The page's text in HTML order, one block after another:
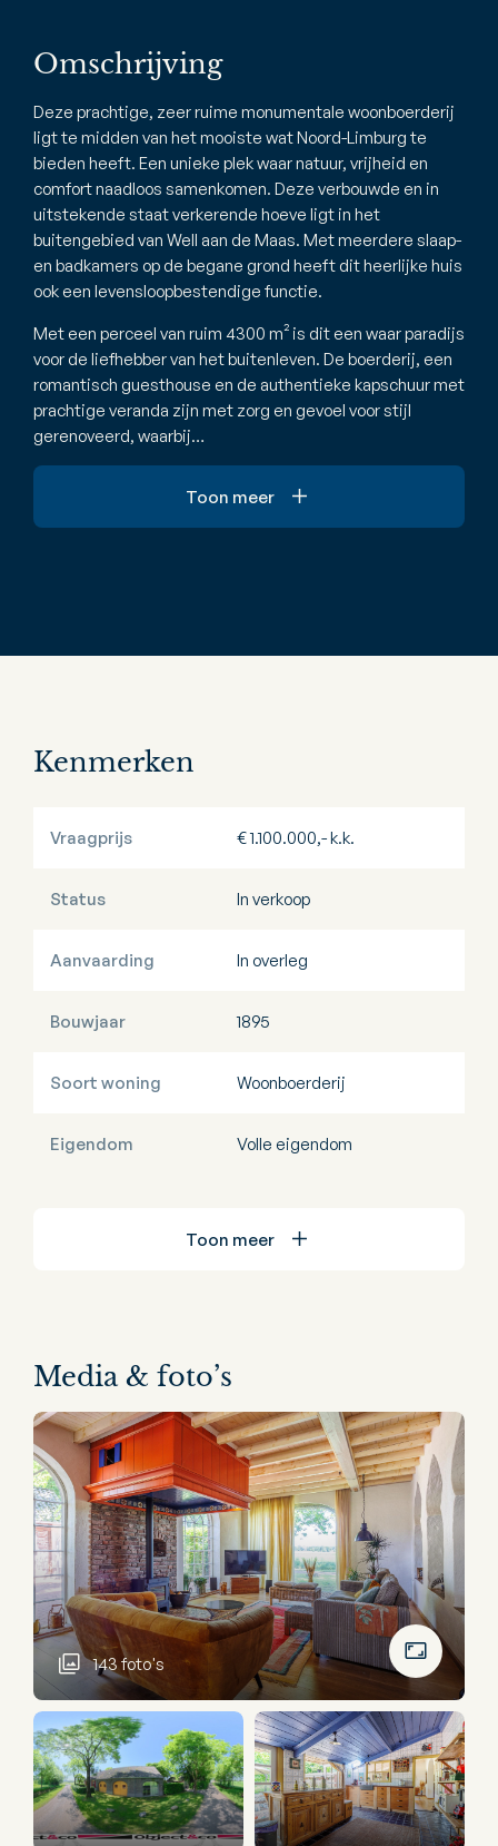
Omschrijving
Deze prachtige, zeer ruime monumentale woonboerderij
ligt te midden van het mooiste wat Noord-Limburg te
bieden heeft. Een unieke plek waar natuur, vrijheid en
comfort naadloos samenkomen. Deze verbouwde en in
uitstekende staat verkerende hoeve ligt in het
buitengebied van Well aan de Maas. Met meerdere slaap-
en badkamers op de begane grond heeft dit heerlijke huis
ook een levensloopbestendige functie.
Met een perceel van ruim 4300 m² is dit een waar paradijs
voor de liefhebber van het buitenleven. De boerderij, een
romantisch guesthouse en de authentieke kapschuur met
prachtige veranda zijn met zorg en gevoel voor stijl
gerenoveerd, waarbij…
Toon meer
Kenmerken
Vraagprijs € 1.100.000,- k.k.
Status In verkoop
Aanvaarding In overleg
Bouwjaar 1895
Soort woning Woonboerderij
Eigendom Volle eigendom
Toon meer
Media & foto’s
143 foto's